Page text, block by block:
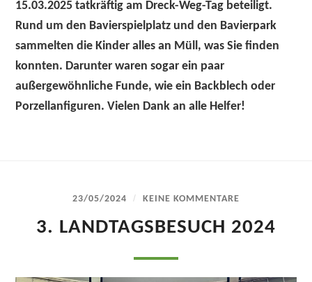
15.03.2025 tatkräftig am Dreck-Weg-Tag beteiligt.
Rund um den Bavierspielplatz und den Bavierpark
sammelten die Kinder alles an Müll, was Sie finden
konnten. Darunter waren sogar ein paar
außergewöhnliche Funde, wie ein Backblech oder
Porzellanfiguren. Vielen Dank an alle Helfer!
23/05/2024 / KEINE KOMMENTARE
3. LANDTAGSBESUCH 2024